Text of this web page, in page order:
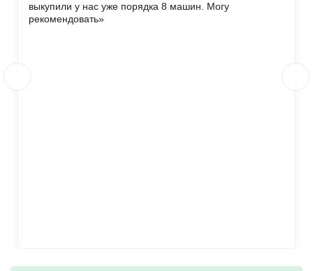
выкупили у нас уже порядка 8 машин. Могу
рекомендовать»